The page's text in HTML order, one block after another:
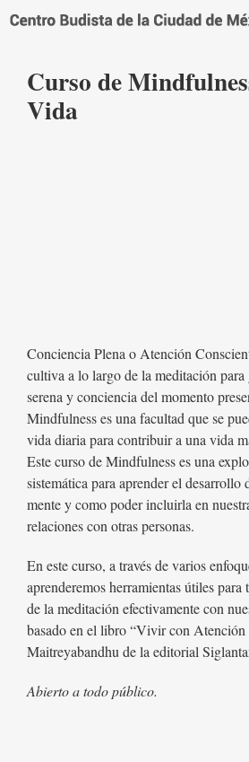
Curso de
Vida
Conciencia Plena o Atención
cultiva a lo largo de la meditación para
serena y conciencia del momento
Mindfulness es una facultad que se
vida diaria para contribuir a una vida
Este curso de Mindfulness es una
sistemática para aprender el desarrollo
mente y como poder incluirla en
relaciones con otras personas.
En este curso, a través de varios
aprenderemos herramientas útiles
de la meditación efectivamente con
basado en el libro “Vivir con Atención
Maitreyabandhu de la editorial
Abierto a todo público.